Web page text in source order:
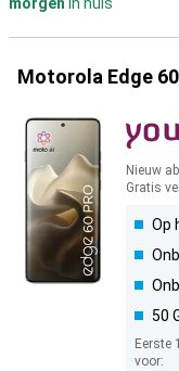
morgen in huis
Motorola Edge
Nieuw
Gratis
Op
50
Eerste
voor: